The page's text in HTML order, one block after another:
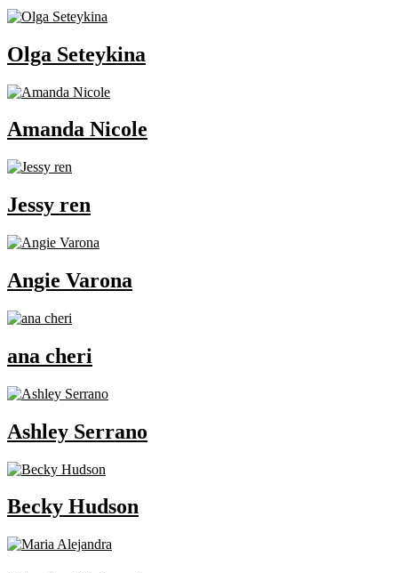
Olga Seteykina
Amanda Nicole
Jessy ren
Angie Varona
ana cheri
Ashley Serrano
Becky Hudson